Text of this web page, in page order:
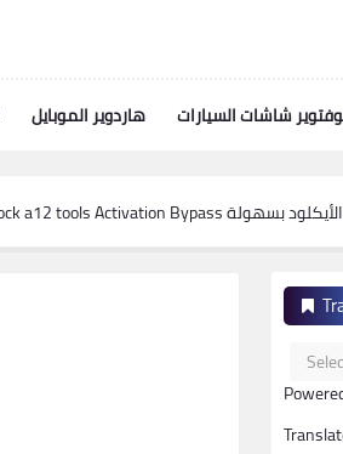
هاردوير الموبايل شاشات السيارات
كيفية استخدام FW Unlock a12 tools Activation Bypass لتجاوز الأيكلود بسهولة